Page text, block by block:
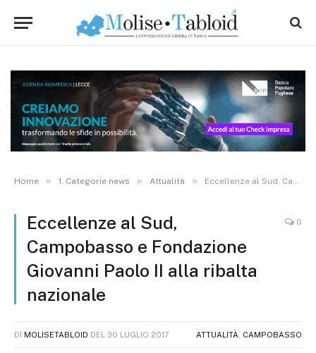
Home » 1. Categorie news » Attualità » Eccellenze al Sud, Campobasso e Fondazione Giovanni Paolo II alla ribalta nazionale
Eccellenze al Sud,
Campobasso e Fondazione
Giovanni Paolo II alla ribalta
nazionale
0
DI MOLISETABLOID DEL 30 LUGLIO 2017 ATTUALITÀ CAMPOBASSO